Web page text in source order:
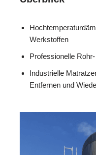
Werkstoffen
Professionelle
Industrielle
Entfernen und